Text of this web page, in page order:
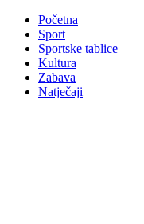
Početna
Sport
Sportske tablice
Kultura
Zabava
Natječaji